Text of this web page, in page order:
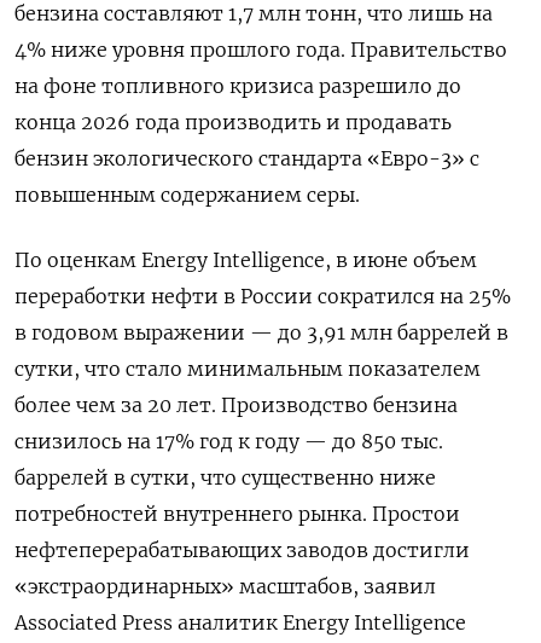
бензина составляют 1,7 млн тонн, что лишь на
4% ниже уровня прошлого года. Правительство
на фоне топливного кризиса разрешило до
конца 2026 года производить и продавать
бензин экологического стандарта «Евро-3» с
повышенным содержанием серы.
По оценкам Energy Intelligence, в июне объем
переработки нефти в России сократился на 25%
в годовом выражении — до 3,91 млн баррелей в
сутки, что стало минимальным показателем
более чем за 20 лет. Производство бензина
снизилось на 17% год к году — до 850 тыс.
баррелей в сутки, что существенно ниже
потребностей внутреннего рынка. Простои
нефтеперерабатывающих заводов достигли
«экстраординарных» масштабов, заявил
Associated Press аналитик Energy Intelligence